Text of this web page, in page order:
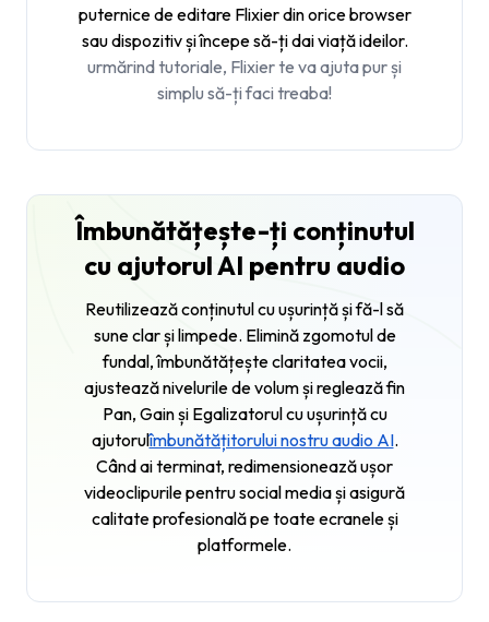
puternice de editare Flixier din orice browser
sau dispozitiv și începe să-ți dai viață ideilor.
urmărind tutoriale, Flixier te va ajuta pur și
simplu să-ți faci treaba!
Îmbunătățește-ți conținutul
cu ajutorul AI pentru audio
Reutilizează conținutul cu ușurință și fă-l să
sune clar și limpede. Elimină zgomotul de
fundal, îmbunătățește claritatea vocii,
ajustează nivelurile de volum și reglează fin
Pan, Gain și Egalizatorul cu ușurință cu
ajutorulîmbunătățitorului nostru audio AI.
Când ai terminat, redimensionează ușor
videoclipurile pentru social media și asigură
calitate profesională pe toate ecranele și
platformele.